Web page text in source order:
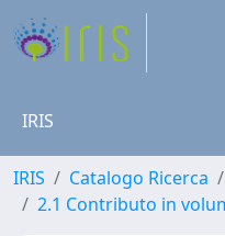
IRIS
IRIS Catalogo Ricerca
2.1 Contributo in